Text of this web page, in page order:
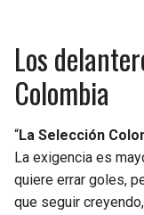
Los
Colombia
“La Selección
La exigencia es
quiere errar goles,
que seguir